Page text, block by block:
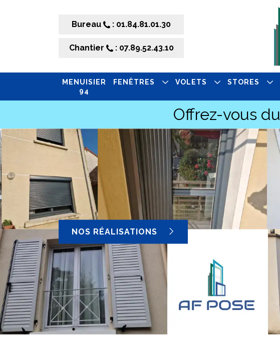
Bureau : 01.84.81.01.30
Chantier : 07.89.52.43.10
MENUISIER
94
FENÊTRES VOLETS STORES
Offrez-vous du
NOS RÉALISATIONS